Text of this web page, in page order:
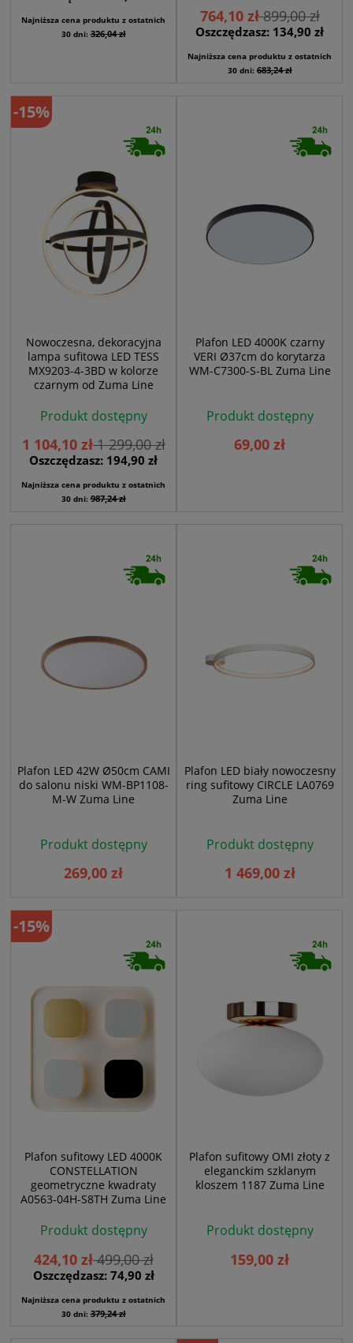
Najniższa cena produktu z ostatnich
30 dni:326,04 zł
764,10 zł899,00 zł
Oszczędzasz: 134,90 zł
Najniższa cena produktu z ostatnich
30 dni:683,24 zł
Nowoczesna, dekoracyjna
lampa sufitowa LED TESS
MX9203-4-3BD w kolorze
czarnym od Zuma Line
Produkt dostępny
1 104,10 zł1 299,00 zł
Oszczędzasz: 194,90 zł
Najniższa cena produktu z ostatnich
30 dni:987,24 zł
-15%
Plafon LED 4000K czarny
VERI Ø37cm do korytarza
WM-C7300-S-BL Zuma Line
Produkt dostępny
69,00 zł
Plafon LED 42W Ø50cm CAMI
do salonu niski WM-BP1108-
M-W Zuma Line
Produkt dostępny
269,00 zł
Plafon LED biały nowoczesny
ring sufitowy CIRCLE LA0769
Zuma Line
Produkt dostępny
1 469,00 zł
Plafon sufitowy LED 4000K
CONSTELLATION
geometryczne kwadraty
A0563-04H-S8TH Zuma Line
Produkt dostępny
424,10 zł499,00 zł
Oszczędzasz: 74,90 zł
Najniższa cena produktu z ostatnich
30 dni:379,24 zł
-15%
Plafon sufitowy OMI złoty z
eleganckim szklanym
kloszem 1187 Zuma Line
Produkt dostępny
159,00 zł